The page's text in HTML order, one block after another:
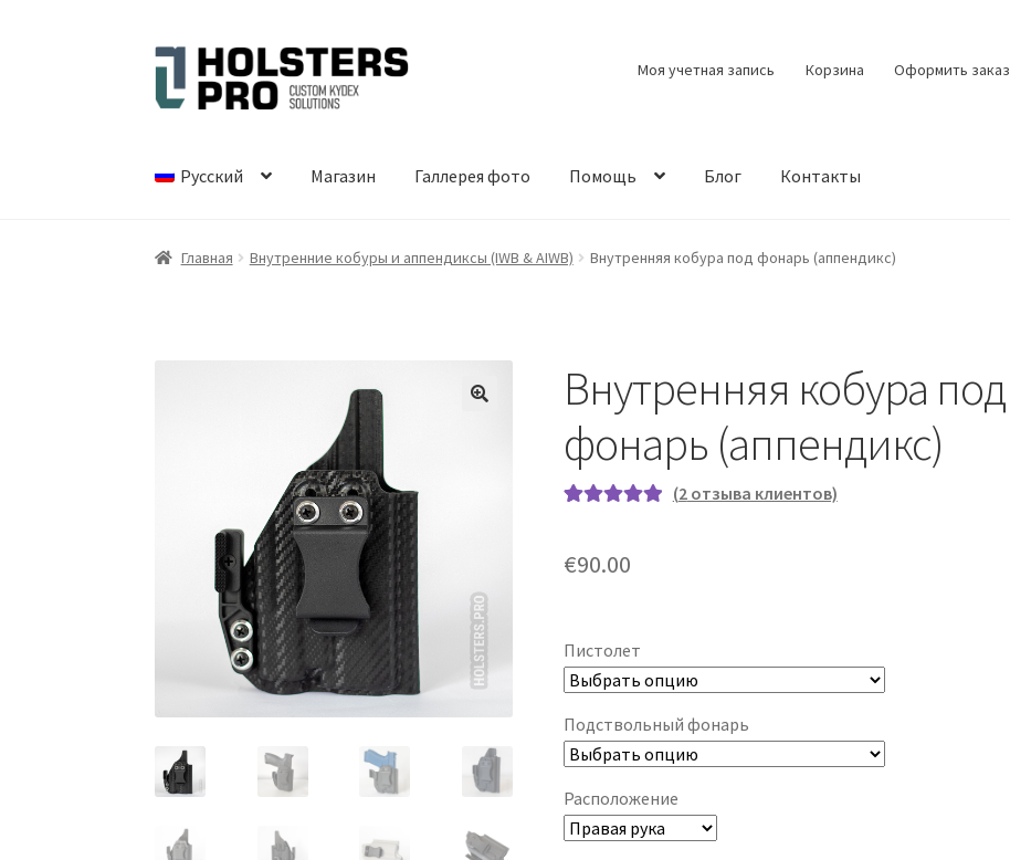
Перейти
навигации
Перейти
содержимому
Моя учетная запись Корзина Оформить заказ
Русский Магазин Галлерея фото Помощь Блог Контакты
Главная Внутренние кобуры и аппендиксы (IWB & AIWB) Внутренняя кобура под фонарь (аппендикс)
Внутренняя кобура под
фонарь (аппендикс)
основе
ей
(2отзыва клиентов)
€90.00
Пистолет
Подствольный фонарь
Расположение